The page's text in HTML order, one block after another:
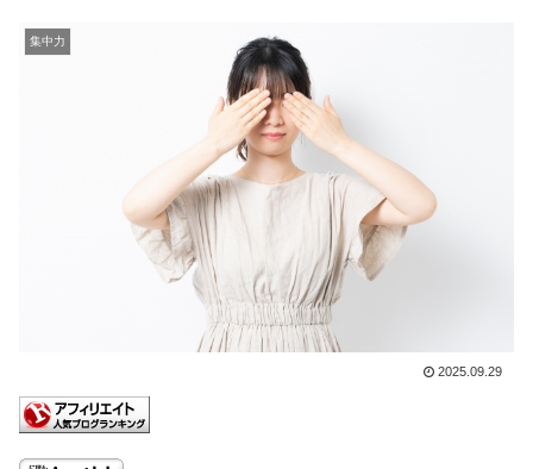
集中力
2025.09.29